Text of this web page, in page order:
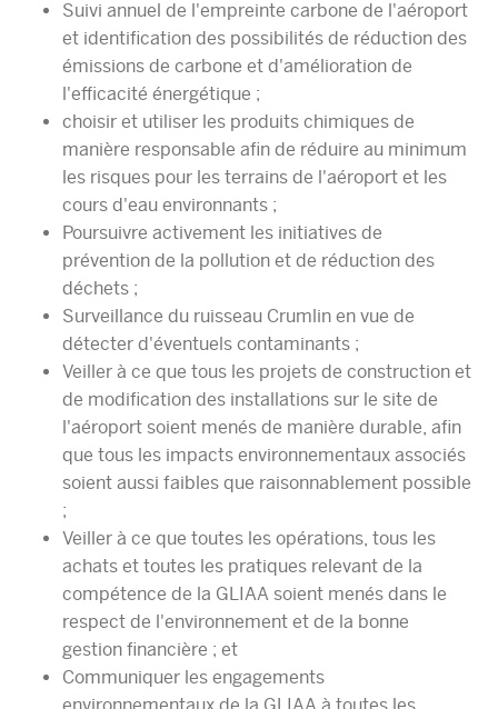
Suivi annuel de l'empreinte carbone de l'aéroport
et identification des possibilités de réduction des
émissions de carbone et d'amélioration de
l'efficacité énergétique ;
choisir et utiliser les produits chimiques de
manière responsable afin de réduire au minimum
les risques pour les terrains de l'aéroport et les
cours d'eau environnants ;
Poursuivre activement les initiatives de
prévention de la pollution et de réduction des
déchets ;
Surveillance du ruisseau Crumlin en vue de
détecter d'éventuels contaminants ;
Veiller à ce que tous les projets de construction et
de modification des installations sur le site de
l'aéroport soient menés de manière durable, afin
que tous les impacts environnementaux associés
soient aussi faibles que raisonnablement possible
;
Veiller à ce que toutes les opérations, tous les
achats et toutes les pratiques relevant de la
compétence de la GLIAA soient menés dans le
respect de l'environnement et de la bonne
gestion financière ; et
Communiquer les engagements